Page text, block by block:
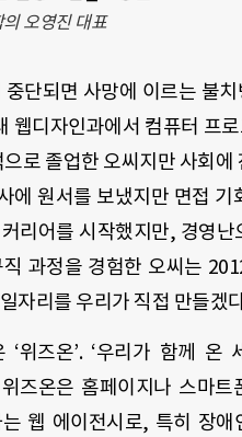
오영진 대표
단되면 사망에 이르는 불
웹디자인과에서 컴퓨터 프
로 졸업한 오씨지만 사회
에 원서를 보냈지만 면접
리어를 시작했지만, 경영
과정을 경험한 오씨는
자리를 우리가 직접 만들겠
‘위즈온’. ‘우리가 함께 온
즈온은 홈페이지나 스마트
웹 에이전시로, 특히 장애